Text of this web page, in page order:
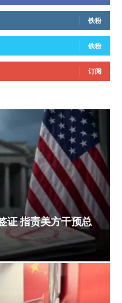
铁粉
铁粉
订阅
证 指责美方干预总